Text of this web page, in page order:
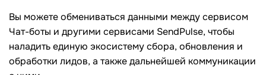
Вы можете обмениваться данными между сервисом
Чат-боты и другими сервисами SendPulse, чтобы
наладить единую экосистему сбора, обновления и
обработки лидов, а также дальнейшей коммуникации